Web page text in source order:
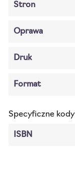
Stron
Oprawa
Druk
Format
Specyficzne kody
ISBN